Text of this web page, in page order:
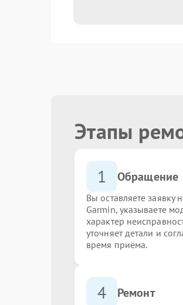
Этапы
1 Обращение
Вы оставляете заявку
Garmin, указываете
характер
уточняет детали и
время приёма.
4 Ремонт